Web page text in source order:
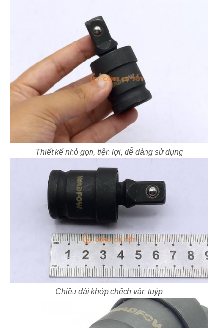
Thiết kế nhỏ gọn, tiện lợi, dễ dàng sử dụng
Chiều dài khớp chếch vặn tuýp